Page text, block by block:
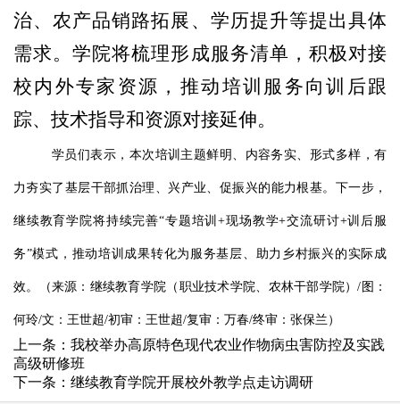
治、农产品销路拓展、学历提升等提出具体
需求。学院将梳理形成服务清单，积极对接
校内外专家资源，推动培训服务向训后跟
踪、技术指导和资源对接延伸。
学员们表示，本次培训主题鲜明、内容务实、形式多样，有
力夯实了基层干部抓治理、兴产业、促振兴的能力根基。下一步，
继续教育学院将持续完善“专题培训+现场教学+交流研讨+训后服
务”模式，推动培训成果转化为服务基层、助力乡村振兴的实际成
效。（来源：继续教育学院（职业技术学院、农林干部学院）/ 图：
何玲/文：王世超/初审：王世超/复审：万春/终审：张保兰）
上一条： 我校举办高原特色现代农业作物病虫害防控及实践
高级研修班
下一条： 继续教育学院开展校外教学点走访调研